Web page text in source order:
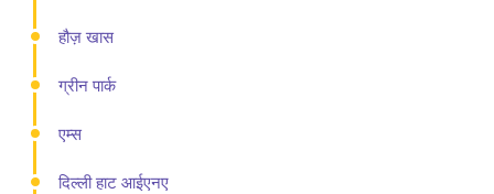
हौज़ खास
ग्रीन पार्क
एम्स
दिल्ली हाट आईएनए